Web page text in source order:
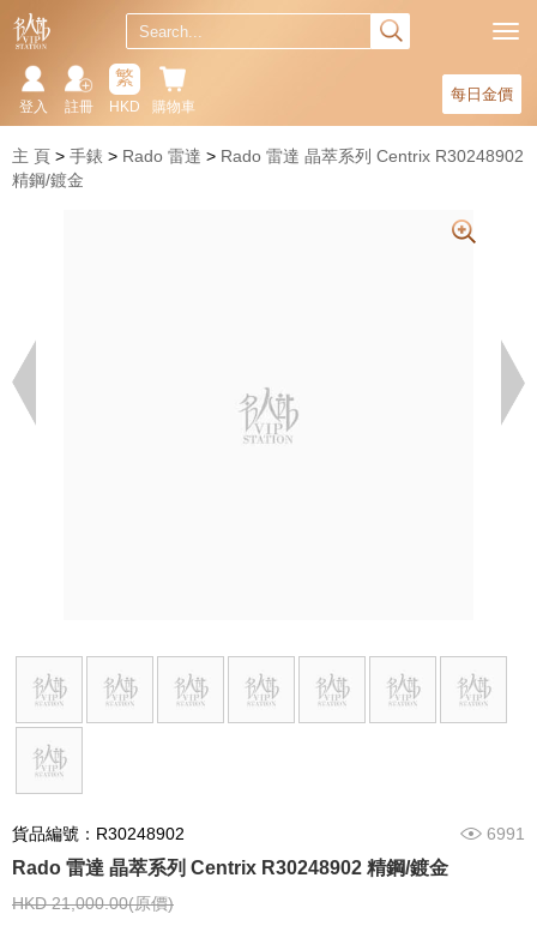
每日金價
購物車
繁
HKD
註冊
登入
主 頁 手錶 Rado 雷達
Rado 雷達 晶萃系列 Centrix R30248902
精鋼/鍍金
貨品編號：R30248902 6991
Rado 雷達 晶萃系列 Centrix R30248902 精鋼/鍍金
HKD 21,000.00(原價)